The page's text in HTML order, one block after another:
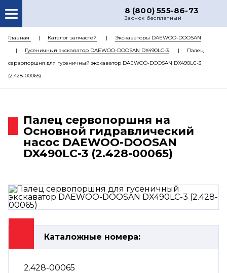
8 (800) 555-86-73
Звонок бесплатный
О НАС
КАТАЛОГ ЗАПЧАСТЕЙ
КОНТАКТЫ
Главная Каталог запчастей
Экскаваторы DAEWOO-DOOSAN
Гусеничный экскаватор DAEWOO-DOOSAN DX490LC-3
Палец
сервопоршня для гусеничный экскаватор DAEWOO-DOOSAN DX490LC-3
(2.428-00065)
Палец сервопоршня на
Основной гидравлический
насос DAEWOO-DOOSAN
DX490LC-3 (2.428-00065)
Каталожные номера:
2.428-00065